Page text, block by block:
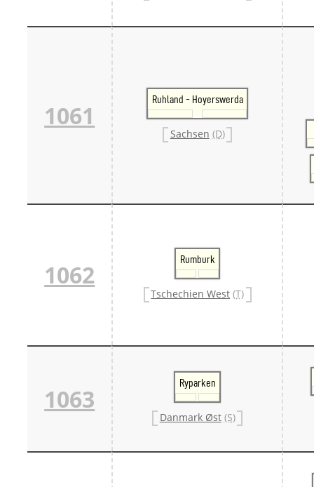
1061
Ruhland - Hoyerswerda
Sachsen (D)
1062
Rumburk
Tschechien West (T)
1063
Ryparken
Danmark Øst (S)